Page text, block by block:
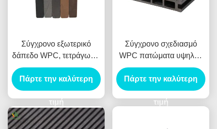
Σύγχρονο εξωτερικό
δάπεδο WPC, τετράγωνο,
πυρίμαχο, αδιάβροχο,
αντιολισθητικό,
αλληλοσυνδεόμενο
δάπεδο, λεία επιφάνεια,
προστασία από τερμίτες
Πάρτε την καλύτερη
τιμή
Σύγχρονο σχεδιασμό
WPC πατώματα υψηλής
απόδοσης 23mm X
146mm Ανθεκτικό σε
καιρικές συνθήκες
χαμηλή συντήρηση Κλικ
Πάρτε την καλύτερη
τιμή